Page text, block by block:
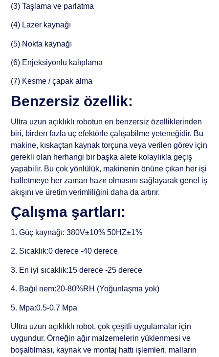
(3) Taşlama ve parlatma
(4) Lazer kaynağı
(5) Nokta kaynağı
(6) Enjeksiyonlu kalıplama
(7) Kesme / çapak alma
Benzersiz özellik:
Ultra uzun açıklıklı robotun en benzersiz özelliklerinden
biri, birden fazla uç efektörle çalışabilme yeteneğidir. Bu
makine, kıskaçtan kaynak torçuna veya verilen görev için
gerekli olan herhangi bir başka alete kolaylıkla geçiş
yapabilir. Bu çok yönlülük, makinenin önüne çıkan her işi
halletmeye her zaman hazır olmasını sağlayarak genel iş
akışını ve üretim verimliliğini daha da artırır.
Çalışma şartları:
1. Güç kaynağı: 380V±10% 50HZ±1%
2. Sıcaklık:0 derece -40 derece
3. En iyi sıcaklık:15 derece -25 derece
4. Bağıl nem:20-80%RH (Yoğunlaşma yok)
5. Mpa:0.5-0.7 Mpa
Ultra uzun açıklıklı robot, çok çeşitli uygulamalar için
uygundur. Örneğin ağır malzemelerin yüklenmesi ve
boşaltılması, kaynak ve montaj hattı işlemleri, malların